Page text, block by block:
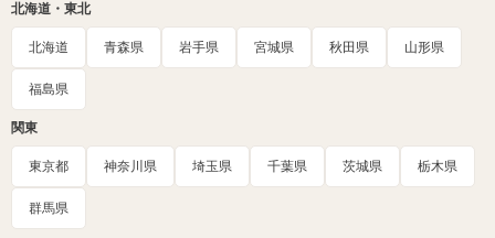
北海道・東北
北海道 青森県 岩手県 宮城県 秋田県 山形県
福島県
関東
東京都 神奈川県 埼玉県 千葉県 茨城県 栃木県
群馬県